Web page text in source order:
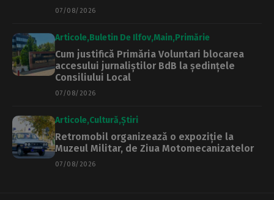
07/08/2026
Articole Buletin De Ilfov Main Primărie
Cum justifică Primăria Voluntari blocarea
accesului jurnaliștilor BdB la ședințele
Consiliului Local
07/08/2026
Articole Cultură Știri
Retromobil organizează o expoziție la
Muzeul Militar, de Ziua Motomecanizatelor
07/08/2026